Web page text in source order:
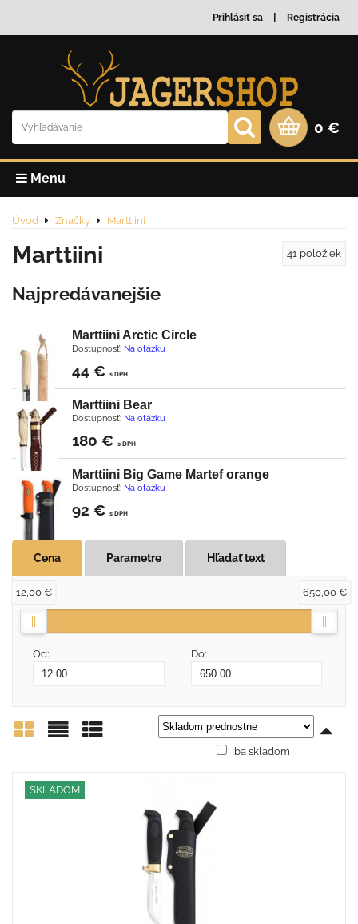
Prihlásiť sa Registrácia
0 €
Menu
Úvod Značky Marttiini
Marttiini 41 položiek
Najpredávanejšie
Marttiini Arctic Circle
Dostupnosť: Na otázku
44 € s DPH
Marttiini Bear
Dostupnosť: Na otázku
180 € s DPH
Marttiini Big Game Martef orange
Dostupnosť: Na otázku
92 € s DPH
Cena Parametre Hľadať text
Od: Do:
12,00 € 650,00 €
Iba skladom
SKLADOM